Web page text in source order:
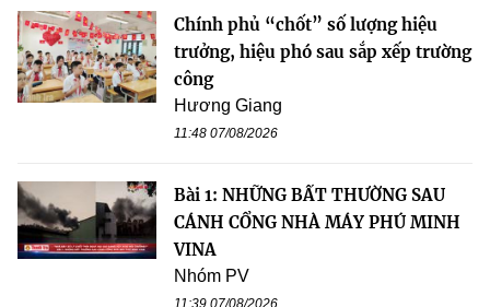
Chính phủ “chốt” số lượng hiệu
trưởng, hiệu phó sau sắp xếp trường
công
Hương Giang
11:48 07/08/2026
Bài 1: NHỮNG BẤT THƯỜNG SAU
CÁNH CỔNG NHÀ MÁY PHÚ MINH
VINA
Nhóm PV
11:39 07/08/2026